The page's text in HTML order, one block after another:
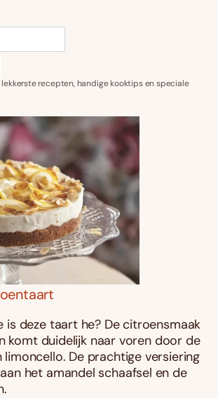
recepten, handige kooktips en speciale
is deze taart he? De citroensmaak
komt duidelijk naar voren door de
limoncello. De prachtige versiering
het amandel schaafsel en de